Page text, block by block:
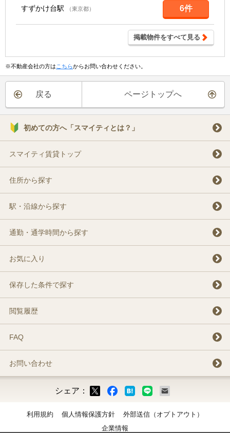
すずかけ台駅 （東京都） 6件
掲載物件をすべて見る
※不動産会社の方は こちらからお問い合わせください。
戻る ページトップへ
初めての方へ「スマイティとは？」
スマイティ賃貸トップ
住所から探す
駅・沿線から探す
通勤・通学時間から探す
お気に入り
保存した条件で探す
閲覧履歴
FAQ
お問い合わせ
シェア：
利用規約 個人情報保護方針
外部送信（オプトアウト）
企業情報